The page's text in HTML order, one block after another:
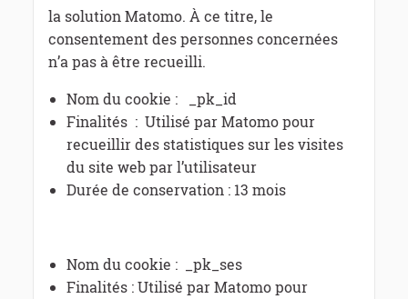
la solution Matomo. À ce titre, le
consentement des personnes concernées
n’a pas à être recueilli.
Nom du cookie : _pk_id
Finalités : Utilisé par Matomo pour
recueillir des statistiques sur les visites
du site web par l’utilisateur
Durée de conservation : 13 mois
Nom du cookie : _pk_ses
Finalités : Utilisé par Matomo pour